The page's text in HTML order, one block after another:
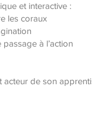
et interactive :
les coraux
à l’action
acteur de son